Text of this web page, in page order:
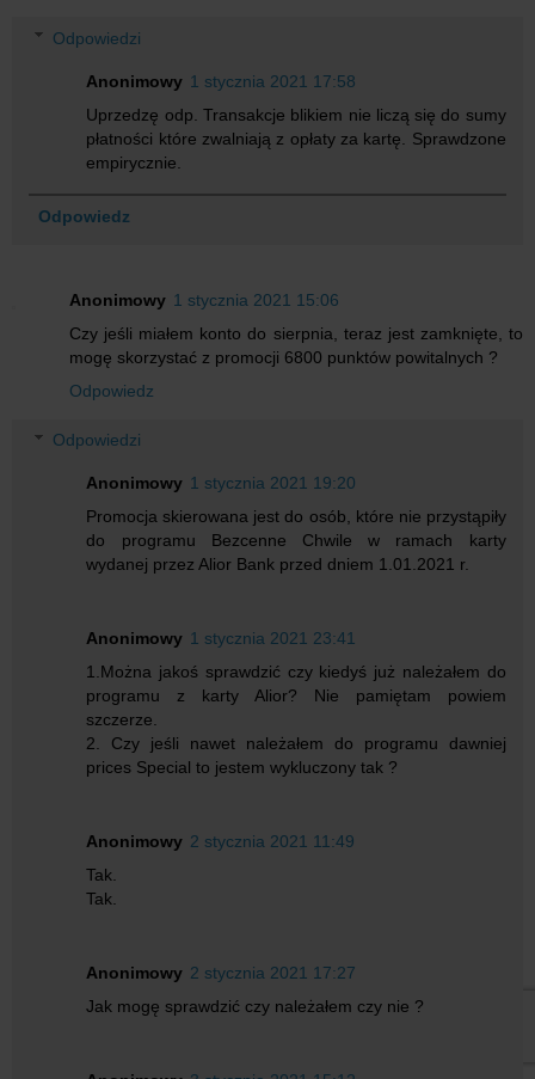
Odpowiedzi
Anonimowy 1 stycznia 2021 17:58
Uprzedzę odp. Transakcje blikiem nie liczą się do sumy
płatności które zwalniają z opłaty za kartę. Sprawdzone
empirycznie.
Odpowiedz
Anonimowy 1 stycznia 2021 15:06
Czy jeśli miałem konto do sierpnia, teraz jest zamknięte, to
mogę skorzystać z promocji 6800 punktów powitalnych ?
Odpowiedz
Odpowiedzi
Anonimowy 1 stycznia 2021 19:20
Promocja skierowana jest do osób, które nie przystąpiły
do programu Bezcenne Chwile w ramach karty
wydanej przez Alior Bank przed dniem 1.01.2021 r.
Anonimowy 1 stycznia 2021 23:41
1.Można jakoś sprawdzić czy kiedyś już należałem do
programu z karty Alior? Nie pamiętam powiem
szczerze.
2. Czy jeśli nawet należałem do programu dawniej
prices Special to jestem wykluczony tak ?
Anonimowy 2 stycznia 2021 11:49
Tak.
Tak.
Anonimowy 2 stycznia 2021 17:27
Jak mogę sprawdzić czy należałem czy nie ?